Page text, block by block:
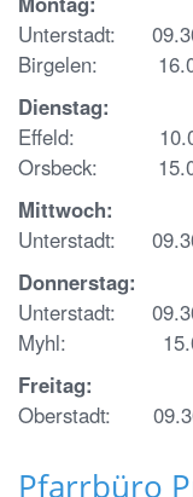
Unterstadt:
Birgelen:
Dienstag:
Effeld: 10.00
Orsbeck: 15.00
Mittwoch:
Unterstadt:
Donnerstag:
Unterstadt:
Myhl: 15.00-
Freitag:
Oberstadt:
Pfarrbüro